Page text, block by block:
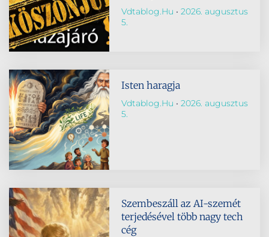
Vdtablog.hu
2026. augusztus
5.
Isten haragja
Vdtablog.hu
2026. augusztus
5.
Szembeszáll az AI-szemét
terjedésével több nagy tech
cég